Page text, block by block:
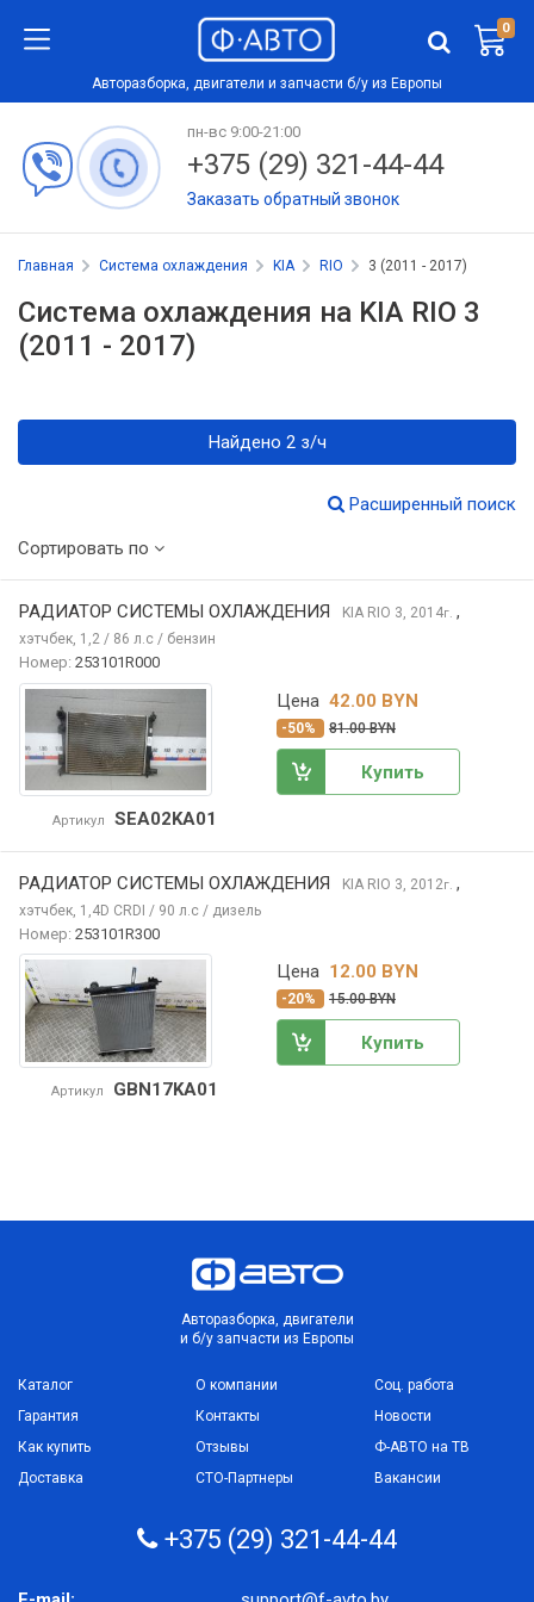
0
Авторазборка, двигатели и запчасти б/у из Европы
пн-вс 9:00-21:00
+375 (29) 321-44-44
Заказать обратный звонок
Главная Система охлаждения KIA RIO 3 (2011 - 2017)
Система охлаждения на KIA RIO 3
(2011 - 2017)
Найдено 2 з/ч
Расширенный поиск
Сортировать по
РАДИАТОР СИСТЕМЫ ОХЛАЖДЕНИЯ KIA RIO 3, 2014г. ,
хэтчбек, 1,2 / 86 л.с / бензин
Номер: 253101R000
Артикул SEA02KA01
Цена 42.00 BYN
-50% 81.00 BYN
Купить
РАДИАТОР СИСТЕМЫ ОХЛАЖДЕНИЯ KIA RIO 3, 2012г. ,
хэтчбек, 1,4D CRDI / 90 л.с / дизель
Номер: 253101R300
Артикул GBN17KA01
Цена 12.00 BYN
-20% 15.00 BYN
Купить
Авторазборка, двигатели
и б/у запчасти из Европы
Каталог
Гарантия
Как купить
Доставка
О компании
Контакты
Отзывы
СТО-Партнеры
Соц. работа
Новости
Ф-АВТО на ТВ
Вакансии
+375 (29) 321-44-44